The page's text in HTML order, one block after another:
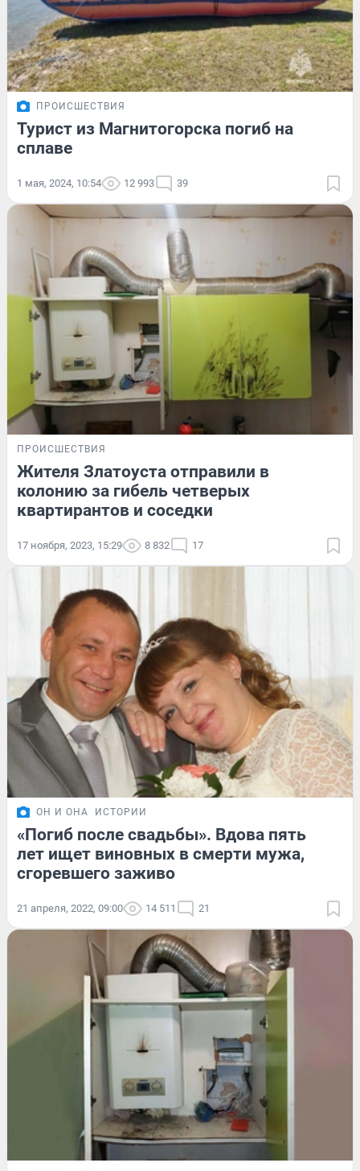
ПРОИСШЕСТВИЯ
Турист из Магнитогорска погиб на
сплаве
1 мая, 2024, 10:54 12 993 39
ПРОИСШЕСТВИЯ
Жителя Златоуста отправили в
колонию за гибель четверых
квартирантов и соседки
17 ноября, 2023, 15:29 8 832 17
ОН И ОНА ИСТОРИИ
«Погиб после свадьбы». Вдова пять
лет ищет виновных в смерти мужа,
сгоревшего заживо
21 апреля, 2022, 09:00 14 511 21